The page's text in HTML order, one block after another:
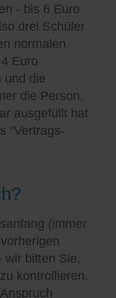
- bis 6 Euro
drei Schüler
normalen
Euro
und die
die Person,
ausgefüllt hat
"Vertrags-
(immer
wir bitten Sie,
kontrollieren.